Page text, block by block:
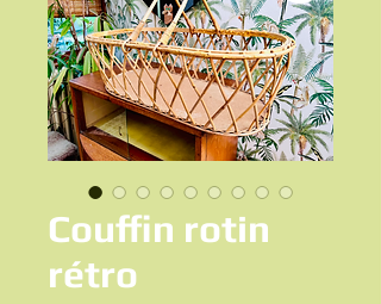
Couffin rotin
rétro